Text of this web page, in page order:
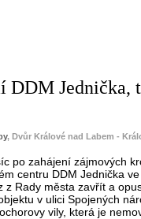
DDM Jednička,
, Dvůr Králové nad Labem -
po zahájení zájmových
centru DDM Jednička
z Rady města zavřít a
v ulici Spojených
vily, která je